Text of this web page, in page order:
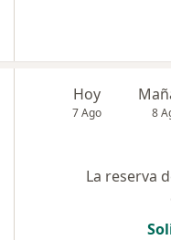
Hoy
7 Ago 8
La reserva